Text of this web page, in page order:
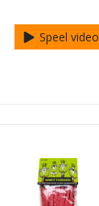
Speel video